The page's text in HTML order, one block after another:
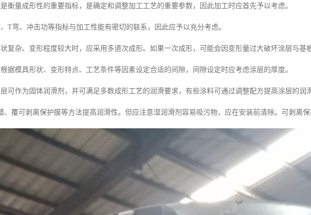
衡量成形性的重要指标，是确定和调整加工工艺的重要参数，因此加工时应首先予以考虑。
T弯、冲击功等指标与加工性能有密切的联系，因此应予以充分考虑。
复杂、变形程度较大时，应采用多道次成形。如果一次成形，可能会因变形量过大破坏涂层与基
据模具形状、变形特点、工艺条件等因素设定合适的间隙，间隙设定时应考虑涂层的厚度。
可作为固体润滑剂，并可满足多数成形工艺的润滑要求，有些涂料可通过调整配方提高涂层的润
、覆可剥离保护膜等方法提高润滑性。但应注意湿润滑剂容易吸污物，应在安装前清除。可剥离保